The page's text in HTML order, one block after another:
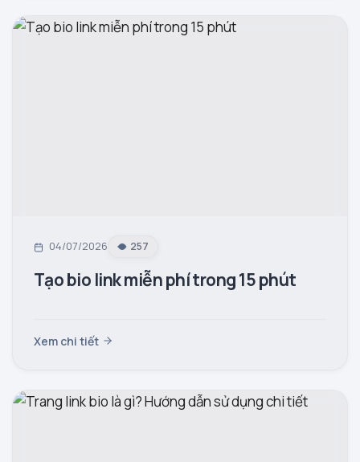
04/07/2026 257
Tạo bio link miễn phí trong 15 phút
Xem chi tiết